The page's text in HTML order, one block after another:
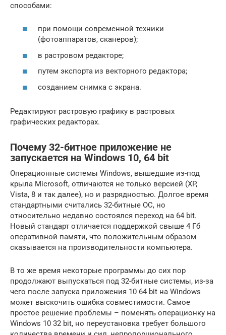
способами:
при помощи современной техники
(фотоаппаратов, сканеров);
в растровом редакторе;
путем экспорта из векторного редактора;
созданием снимка с экрана.
Редактируют растровую графику в растровых
графических редакторах.
Почему 32-битное приложение не
запускается на Windows 10, 64 bit
Операционные системы Windows, вышедшие из-под
крыла Microsoft, отличаются не только версией (XP,
Vista, 8 и так далее), но и разрядностью. Долгое время
стандартными считались 32-битные ОС, но
относительно недавно состоялся переход на 64 bit.
Новый стандарт отличается поддержкой свыше 4 Гб
оперативной памяти, что положительным образом
сказывается на производительности компьютера.
В то же время некоторые программы до сих пор
продолжают выпускаться под 32-битные системы, из-за
чего после запуска приложения 10 64 bit на Windows
может выскочить ошибка совместимости. Самое
простое решение проблемы – поменять операционку на
Windows 10 32 bit, но переустановка требует большого